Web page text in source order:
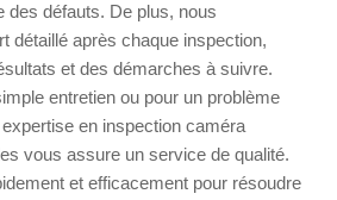
des défauts. De plus, nous
détaillé après chaque inspection,
et des démarches à suivre.
entretien ou pour un problème
en inspection caméra
vous assure un service de qualité.
et efficacement pour résoudre